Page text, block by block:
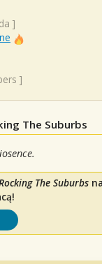
]
]
The Suburbs
The Suburbs